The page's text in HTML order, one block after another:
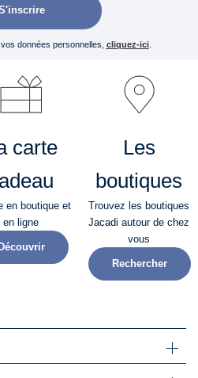
données personnelles, cliquez-ici.
carte
en boutique et
en ligne
Les
boutiques
Trouvez les boutiques
Jacadi autour de chez
vous
Rechercher